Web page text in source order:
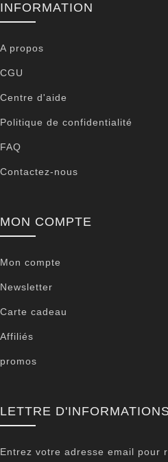
INFORMATION
A propos
CGU
Centre d'aide
Politique de confidentialité
FAQ
Contactez-nous
MON COMPTE
Mon compte
Newsletter
Carte cadeau
Affiliés
promos
LETTRE
Entrez votre adresse email pour